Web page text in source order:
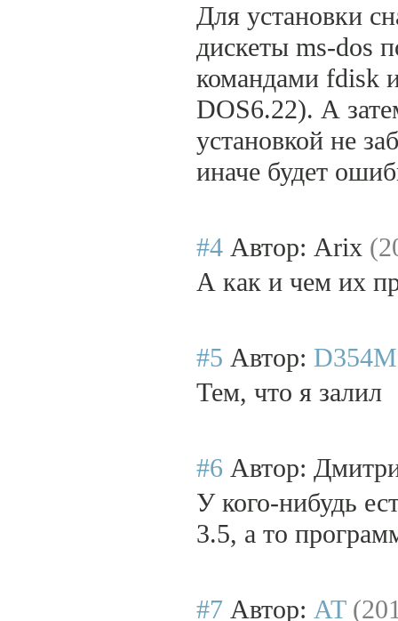
Для установки
дискеты ms-dos
командами fdisk
DOS6.22). А
установкой не
иначе будет
#4 Автор: Arix
А как и чем их
#5 Автор:
Тем, что я залил
#6 Автор:
У кого-нибудь
3.5, а то
#7 Автор: AT